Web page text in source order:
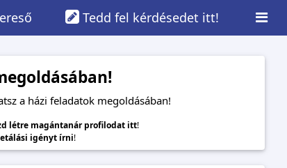
Tedd fel kérdésedet itt!
a házi feladatok megoldásában!
létre magántanár profilodat itt!
igényt írni!